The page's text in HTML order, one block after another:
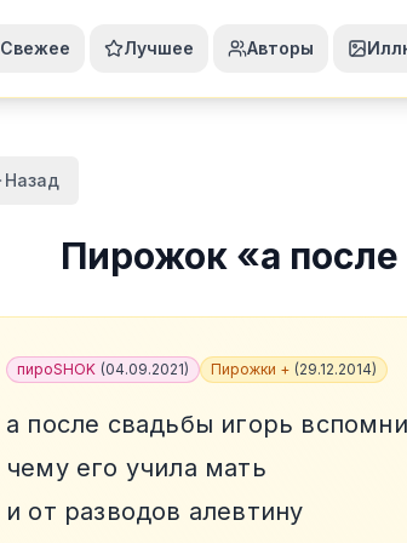
Свежее Лучшее Авторы
Назад
Пирожок«а
пироSHOK (04.09.2021) Пирожки + (29.12.2014)
а после свадьбы игорь
чему его учила мать
и от разводов алевтину